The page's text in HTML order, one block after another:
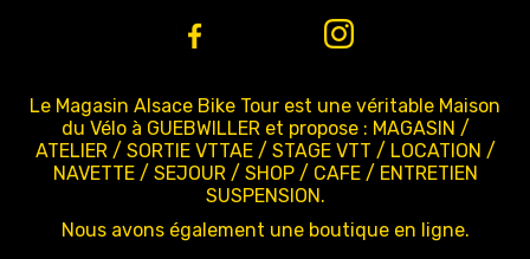
Le Magasin Alsace Bike Tour est une véritable Maison
du Vélo à GUEBWILLER et propose : MAGASIN /
ATELIER / SORTIE VTTAE / STAGE VTT / LOCATION /
NAVETTE / SEJOUR / SHOP / CAFE / ENTRETIEN
SUSPENSION.
Nous avons également une boutique en ligne.